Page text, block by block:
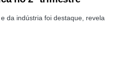
da indústria foi destaque, revela